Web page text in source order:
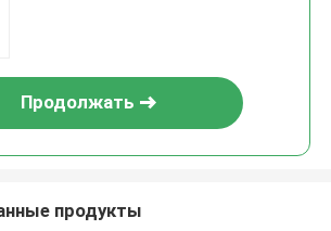
Продолжать
продукты